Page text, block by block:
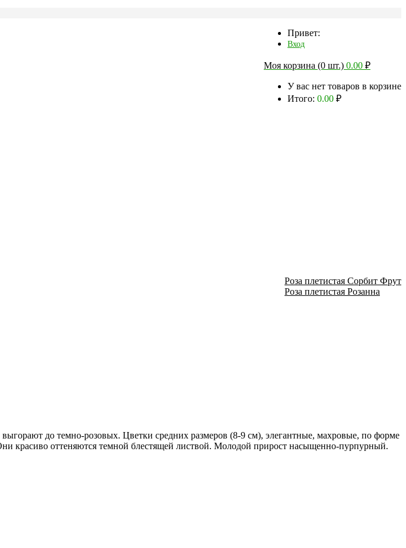
Привет:
Вход
Моя корзина (0 шт.) 0.00 ₽
У вас нет товаров в корзине
Итого: 0.00 ₽
Роза плетистая Сорбит Фрут
Роза плетистая Розанна
до темно-розовых. Цветки средних размеров (8-9 см), элегантные, махровые, по форме
оттеняются темной блестящей листвой. Молодой прирост насыщенно-пурпурный.